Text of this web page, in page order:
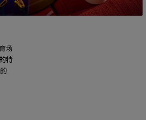
场
特